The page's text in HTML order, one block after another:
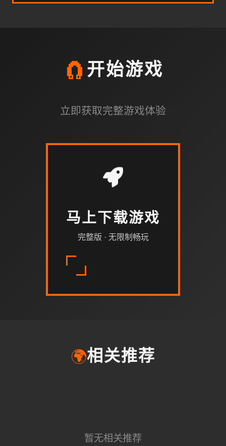
🧲 开始游戏
立即获取完整游戏体验
马上下载游戏
完整版 · 无限制畅玩
🌍相关推荐
暂无相关推荐